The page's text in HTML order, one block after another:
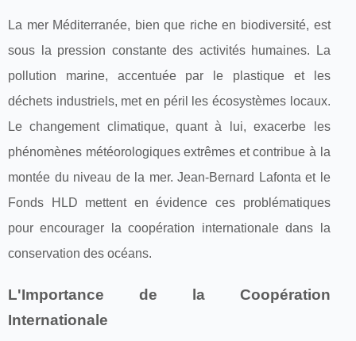
La mer Méditerranée, bien que riche en biodiversité, est
sous la pression constante des activités humaines. La
pollution marine, accentuée par le plastique et les
déchets industriels, met en péril les écosystèmes locaux.
Le changement climatique, quant à lui, exacerbe les
phénomènes météorologiques extrêmes et contribue à la
montée du niveau de la mer. Jean-Bernard Lafonta et le
Fonds HLD mettent en évidence ces problématiques
pour encourager la coopération internationale dans la
conservation des océans.
L'Importance de la Coopération
Internationale